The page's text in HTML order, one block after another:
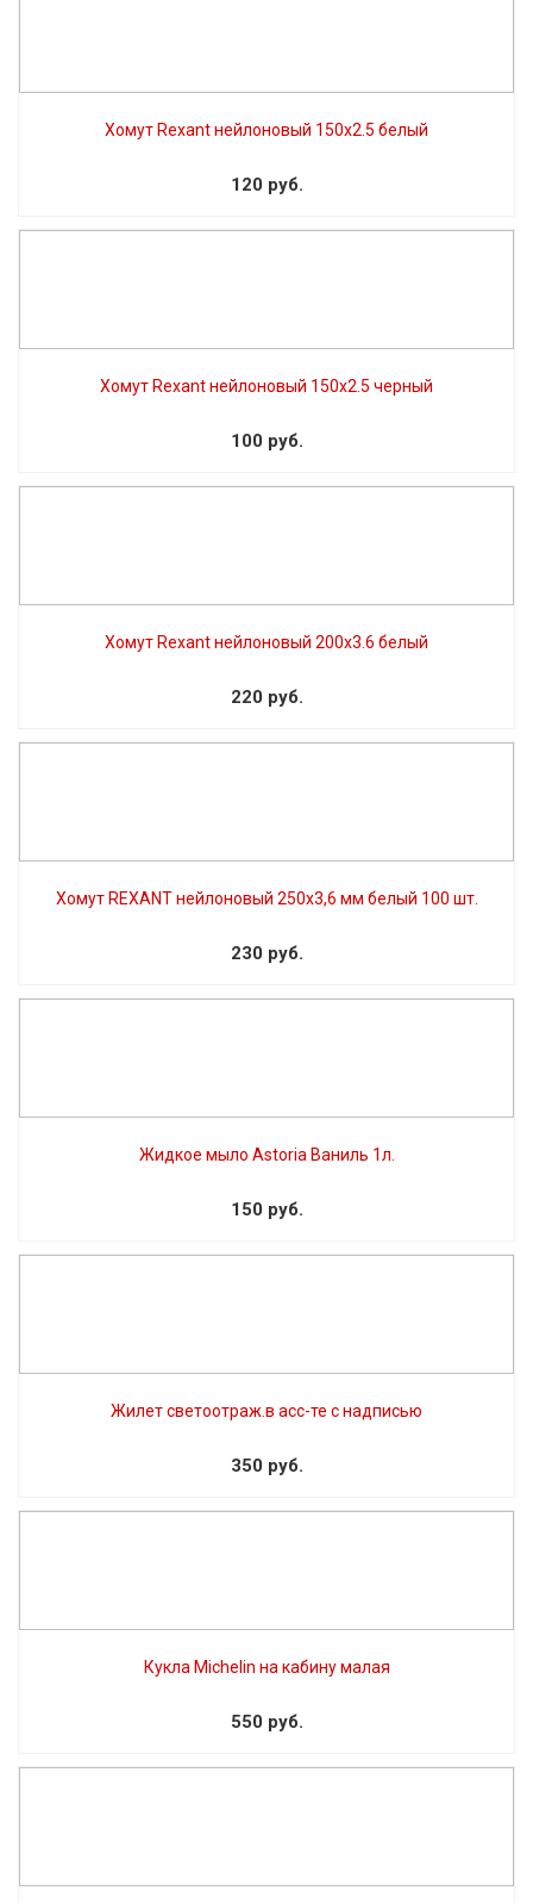
Хомут Rexant нейлоновый 150х2.5 белый
120 руб.
Хомут Rexant нейлоновый 150х2.5 черный
100 руб.
Хомут Rexant нейлоновый 200х3.6 белый
220 руб.
Хомут REXANT нейлоновый 250х3,6 мм белый 100 шт.
230 руб.
Жидкое мыло Astoria Ваниль 1л.
150 руб.
Жилет светоотраж.в асс-те с надписью
350 руб.
Кукла Michelin на кабину малая
550 руб.